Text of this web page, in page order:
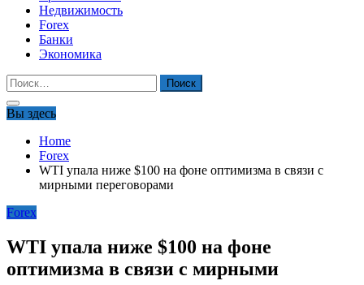
Недвижимость
Forex
Банки
Экономика
Найти:
Вы здесь
Home
Forex
WTI упала ниже $100 на фоне оптимизма в связи с
мирными переговорами
Forex
WTI упала ниже $100 на фоне
оптимизма в связи с мирными